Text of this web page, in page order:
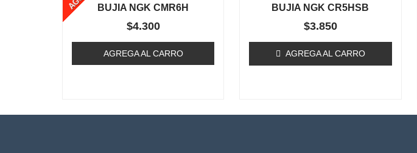
BUJIA NGK CMR6H
$4.300
AGREGA AL CARRO
BUJIA NGK CR5HSB
$3.850
AGREGA AL CARRO